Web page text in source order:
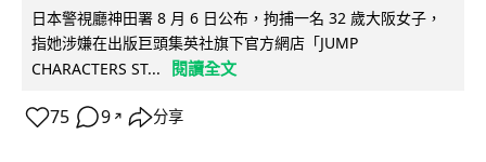
日本警視廳神田署 8 月 6 日公布，拘捕一名 32 歲大阪女子，
指她涉嫌在出版巨頭集英社旗下官方網店「JUMP
CHARACTERS ST...
閱讀全文
75 9 ↗ 分享